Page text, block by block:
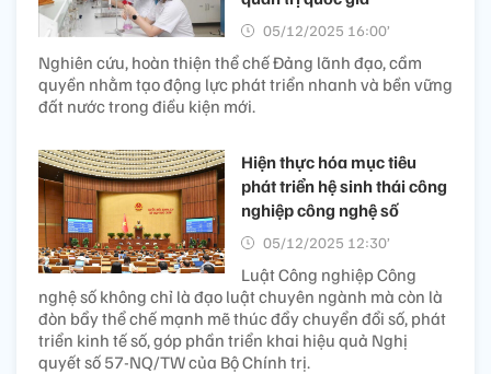
05/12/2025 16:00’
Nghiên cứu, hoàn thiện thể chế Đảng lãnh đạo, cầm
quyền nhằm tạo động lực phát triển nhanh và bền vững
đất nước trong điều kiện mới.
Hiện thực hóa mục tiêu
phát triển hệ sinh thái công
nghiệp công nghệ số
05/12/2025 12:30’
Luật Công nghiệp Công
nghệ số không chỉ là đạo luật chuyên ngành mà còn là
đòn bẩy thể chế mạnh mẽ thúc đẩy chuyển đổi số, phát
triển kinh tế số, góp phần triển khai hiệu quả Nghị
quyết số 57-NQ/TW của Bộ Chính trị.